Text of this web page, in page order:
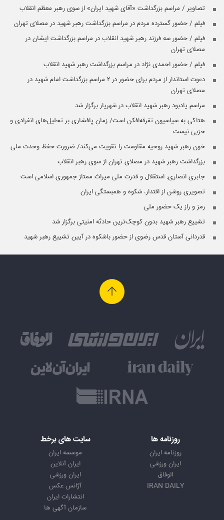
تصاویر / مراسم بزرگداشت «آقای شهید ایران» از سوی رهبر معظم انقلاب
فیلم / حضور گسترده مردم در مراسم بزرگداشت رهبر شهید در مصلای تهران
فیلم / حضور سه فرزند رهبر شهید انقلاب در مراسم بزرگداشت ایشان در
مصلای تهران
فیلم / حضور احمدی نژاد در مراسم بزرگداشت رهبر شهید انقلاب
دعوت استاندار از مردم برای حضور در ۲ مراسم بزرگداشت امام شهید در
مصلای تهران
مراسم یادبود رهبر شهید انقلاب در شهریار برگزار شد
هتاکی به سیاسیون تفرقه‌افکن است/ زمانِ پافشاری بر تحلیل‌های انفرادی و
حزبی نیست
خون رهبر شهید روحیه مقاومت را تقویت می‌کند/ ضرورت حفظ وحدت ملی
بزرگداشت رهبر شهید در مصلای تهران از سوی رهبر انقلاب
جابری انصاری:‌ استقلال و قدرت ملی میراث ممتاز جمهوری اسلامی است
تصویری روشن از اقتدار، شکوه و همبستگی ایران
رمز و راز یک حضور ملی
تشییع رهبر شهید بدون کوچک‌ترین حادثه امنیتی برگزار شد
قدردانی آستان قدس رضوی از حضور باشکوه در آیین تشییع رهبر شهید
روزنامه ها
روزنامه ایران
ایران ورزشی
الوفاق
IRAN DAILY
سایت های برخط
موسسه ایران
ایران آنلاین
ایران ورزشی
آژانس عکس
انتشارات ایران
سازمان آگهی ها